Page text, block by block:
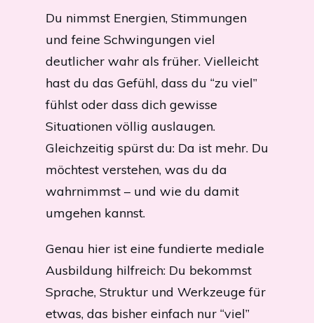
Du nimmst Energien, Stimmungen
und feine Schwingungen viel
deutlicher wahr als früher. Vielleicht
hast du das Gefühl, dass du “zu viel”
fühlst oder dass dich gewisse
Situationen völlig auslaugen.
Gleichzeitig spürst du: Da ist mehr. Du
möchtest verstehen, was du da
wahrnimmst – und wie du damit
umgehen kannst.
Genau hier ist eine fundierte mediale
Ausbildung hilfreich: Du bekommst
Sprache, Struktur und Werkzeuge für
etwas, das bisher einfach nur “viel”